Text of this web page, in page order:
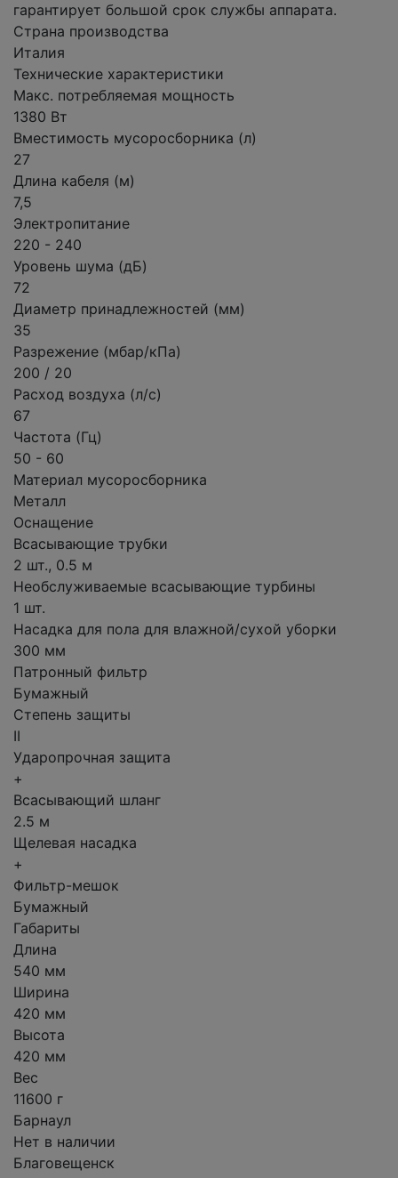
гарантирует большой срок службы аппарата.
Страна производства
Италия
Технические характеристики
Макс. потребляемая мощность
1380 Вт
Вместимость мусоросборника (л)
27
Длина кабеля (м)
7,5
Электропитание
220 - 240
Уровень шума (дБ)
72
Диаметр принадлежностей (мм)
35
Разрежение (мбар/кПа)
200 / 20
Расход воздуха (л/с)
67
Частота (Гц)
50 - 60
Материал мусоросборника
Металл
Оснащение
Всасывающие трубки
2 шт., 0.5 м
Необслуживаемые всасывающие турбины
1 шт.
Насадка для пола для влажной/сухой уборки
300 мм
Патронный фильтр
Бумажный
Степень защиты
II
Ударопрочная защита
+
Всасывающий шланг
2.5 м
Щелевая насадка
+
Фильтр-мешок
Бумажный
Габариты
Длина
540 мм
Ширина
420 мм
Высота
420 мм
Вес
11600 г
Барнаул
Нет в наличии
Благовещенск